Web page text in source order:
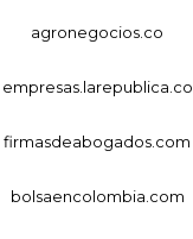
agronegocios.co
empresas.larepublica.co
firmasdeabogados.com
bolsaencolombia.com